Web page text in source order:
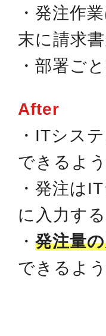
・発注作
末に請求
・部署ご
After
・ITシス
できるよう
・発注は
に入力す
・ 発注量
できるよ